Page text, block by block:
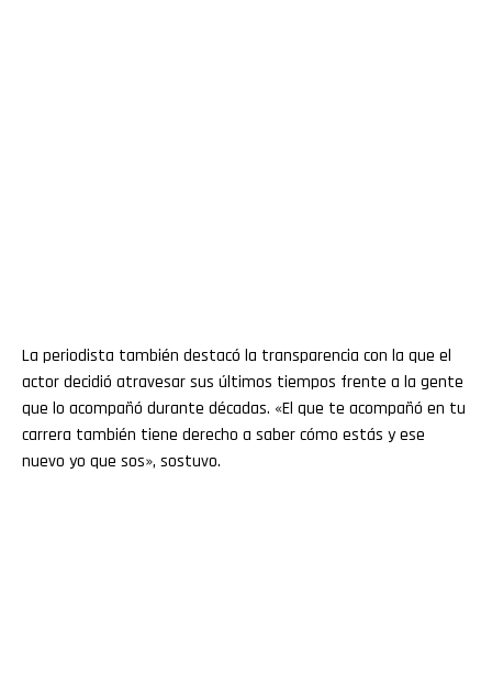
La periodista también destacó la transparencia con la que el
actor decidió atravesar sus últimos tiempos frente a la gente
que lo acompañó durante décadas. «El que te acompañó en tu
carrera también tiene derecho a saber cómo estás y ese
nuevo yo que sos», sostuvo.